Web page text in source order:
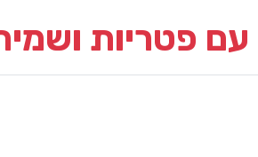
עם פטריות